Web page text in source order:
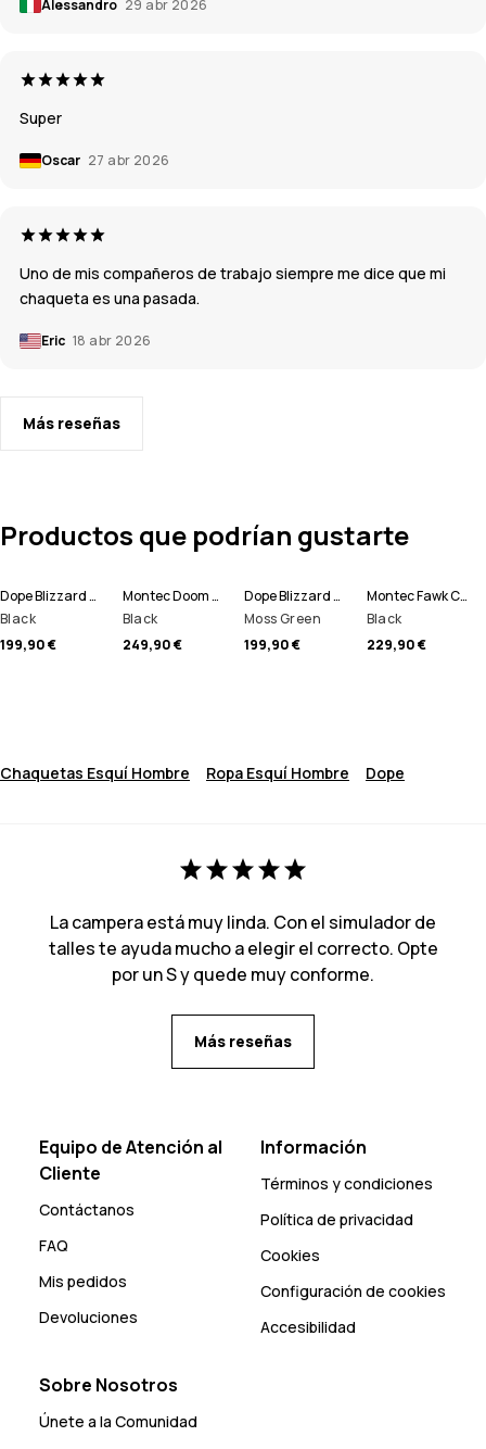
Alessandro 29 abr 2026
Super
Oscar 27 abr 2026
Uno de mis compañeros de trabajo siempre me dice que mi
chaqueta es una pasada.
Eric 18 abr 2026
Más reseñas
Productos que podrían gustarte
Dope Blizzard Full Zip Chaqueta Esquí Hombre
Black
199,90 €
Montec Doom Chaqueta Esquí Hombre
Black
249,90 €
Dope Blizzard Full Zip Chaqueta Esquí Hombre
Moss Green
199,90 €
Montec Fawk Chaqueta Esquí Hombre
Black
229,90 €
Chaquetas Esquí Hombre Ropa Esquí Hombre Dope
La campera está muy linda. Con el simulador de
talles te ayuda mucho a elegir el correcto. Opte
por un S y quede muy conforme.
Más reseñas
Equipo de Atención al
Cliente
Contáctanos
FAQ
Mis pedidos
Devoluciones
Información
Términos y condiciones
Política de privacidad
Cookies
Configuración de cookies
Accesibilidad
Sobre Nosotros
Únete a la Comunidad